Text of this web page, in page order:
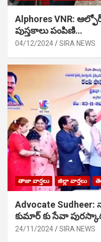
Alphores VNR:
పుస్తకాలు పంపిణి…
04/12/2024 SIRA NEWS
తాజా వార్తలు జిల్లా వార్తలు
Advocate
కుమార్ కు సేవా
24/11/2024 SIRA NEWS